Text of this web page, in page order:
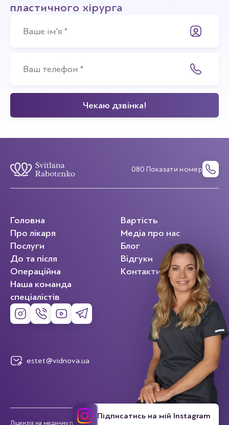
пластичного хірурга
080 Показати номер
Головна
Про лікаря
Послуги
До та після
Операційна
Наша команда
спеціалістів
Вартість
Медіа про нас
Блог
Відгуки
Контакти
Ліцензія на медичну практику МОЗ №2070
estet@vidnova.ua
Підписатись на мій Instagram